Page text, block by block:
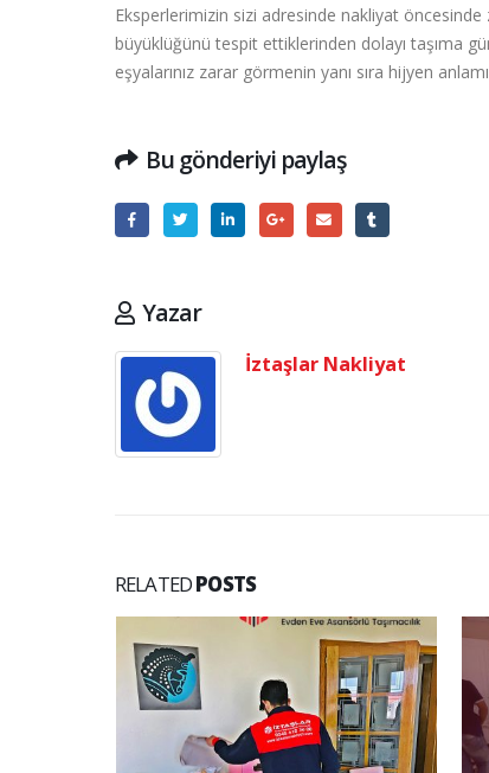
Eksperlerimizin sizi adresinde nakliyat öncesinde
büyüklüğünü tespit ettiklerinden dolayı taşıma
eşyalarınız zarar görmenin yanı sıra hijyen
Bu gönderiyi paylaş
Yazar
İztaşlar Nakliyat
RELATEDPOSTS